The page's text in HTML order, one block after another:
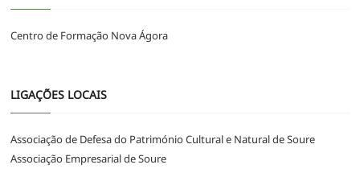
Centro de Formação Nova Ágora
LIGAÇÕES LOCAIS
Associação de Defesa do Património Cultural e Natural de Soure
Associação Empresarial de Soure